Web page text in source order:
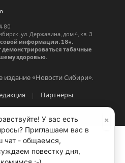
80
ул. Державина, дом 4, кв. 3
информации. 18+.
демонстрироваться табачные
здоровью.
издание «Новости Сибири».
Партнёры
×
У вас есть
Приглашаем вас в
чат - общаемся,
повестку дня,